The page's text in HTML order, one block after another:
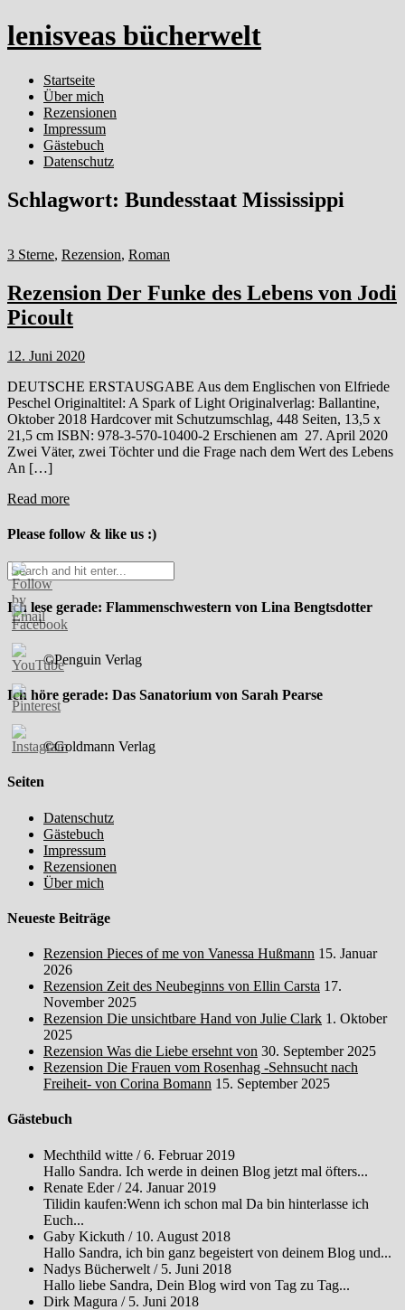
lenisveas bücherwelt
Startseite
Über mich
Rezensionen
Impressum
Gästebuch
Datenschutz
Schlagwort: Bundesstaat Mississippi
3 Sterne, Rezension, Roman
Rezension Der Funke des Lebens von Jodi
Picoult
12. Juni 2020
DEUTSCHE ERSTAUSGABE Aus dem Englischen von Elfriede
Peschel Originaltitel: A Spark of Light Originalverlag: Ballantine,
Oktober 2018 Hardcover mit Schutzumschlag, 448 Seiten, 13,5 x
21,5 cm ISBN: 978-3-570-10400-2 Erschienen am 27. April 2020
Zwei Väter, zwei Töchter und die Frage nach dem Wert des Lebens
An […]
Read more
Please follow & like us :)
Ich lese gerade: Flammenschwestern von Lina Bengtsdotter
©Penguin Verlag
Ich höre gerade: Das Sanatorium von Sarah Pearse
©Goldmann Verlag
Seiten
Datenschutz
Gästebuch
Impressum
Rezensionen
Über mich
Neueste Beiträge
Rezension Pieces of me von Vanessa Hußmann 15. Januar
2026
Rezension Zeit des Neubeginns von Ellin Carsta 17.
November 2025
Rezension Die unsichtbare Hand von Julie Clark 1. Oktober
2025
Rezension Was die Liebe ersehnt von 30. September 2025
Rezension Die Frauen vom Rosenhag -Sehnsucht nach
Freiheit- von Corina Bomann 15. September 2025
Gästebuch
Mechthild witte /6. Februar 2019
Hallo Sandra. Ich werde in deinen Blog jetzt mal öfters...
Renate Eder/ 24. Januar 2019
Tilidin kaufen:Wenn ich schon mal Da bin hinterlasse ich
Euch...
Gaby Kickuth / 10. August 2018
Hallo Sandra, ich bin ganz begeistert von deinem Blog und...
Nadys Bücherwelt / 5. Juni 2018
Hallo liebe Sandra, Dein Blog wird von Tag zu Tag...
Dirk Magura / 5. Juni 2018